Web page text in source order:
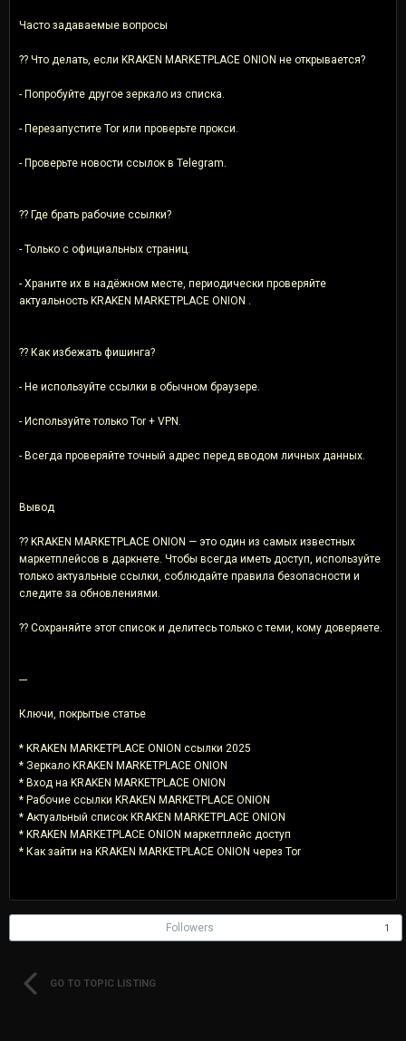
Часто задаваемые вопросы
?? Что делать, если KRAKEN MARKETPLACE ONION не открывается?
- Попробуйте другое зеркало из списка.
- Перезапустите Tor или проверьте прокси.
- Проверьте новости ссылок в Telegram.
?? Где брать рабочие ссылки?
- Только с официальных страниц.
- Храните их в надёжном месте, периодически проверяйте
актуальность KRAKEN MARKETPLACE ONION .
?? Как избежать фишинга?
- Не используйте ссылки в обычном браузере.
- Используйте только Tor + VPN.
- Всегда проверяйте точный адрес перед вводом личных данных.
Вывод
?? KRAKEN MARKETPLACE ONION — это один из самых известных
маркетплейсов в даркнете. Чтобы всегда иметь доступ, используйте
только актуальные ссылки, соблюдайте правила безопасности и
следите за обновлениями.
?? Сохраняйте этот список и делитесь только с теми, кому доверяете.
---
Ключи, покрытые статье
* KRAKEN MARKETPLACE ONION ссылки 2025
* Зеркало KRAKEN MARKETPLACE ONION
* Вход на KRAKEN MARKETPLACE ONION
* Рабочие ссылки KRAKEN MARKETPLACE ONION
* Актуальный список KRAKEN MARKETPLACE ONION
* KRAKEN MARKETPLACE ONION маркетплейс доступ
* Как зайти на KRAKEN MARKETPLACE ONION через Tor
Followers 1
GO TO TOPIC LISTING